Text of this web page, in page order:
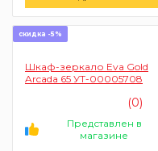
скидка -5%
Шкаф-зеркало Eva Gold
Arcada 65 УТ-00005708
(0)
Представлен в
магазине